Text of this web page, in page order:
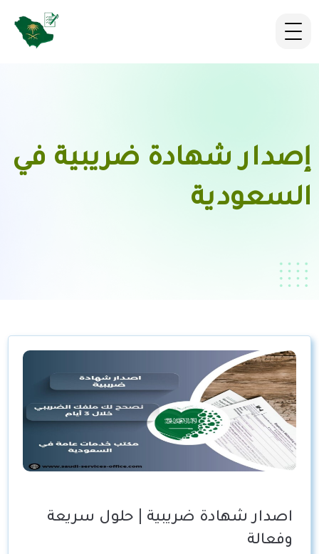
إصدار شهادة ضريبية في
السعودية
اصدار شهادة ضريبية | حلول سريعة
وفعالة